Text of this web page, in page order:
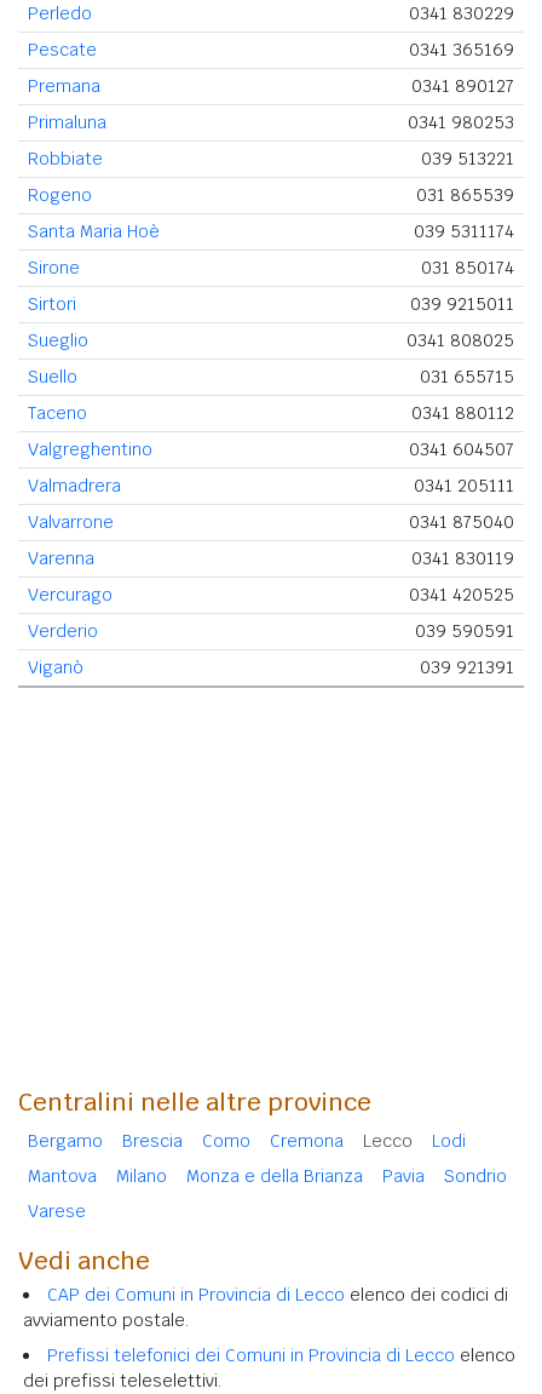
Perledo
0341 830229
Pescate
0341 365169
Premana
0341 890127
Primaluna
0341 980253
Robbiate
039 513221
Rogeno
031 865539
Santa Maria Hoè
039 5311174
Sirone
031 850174
Sirtori
039 9215011
Sueglio
0341 808025
Suello
031 655715
Taceno
0341 880112
Valgreghentino
0341 604507
Valmadrera
0341 205111
Valvarrone
0341 875040
Varenna
0341 830119
Vercurago
0341 420525
Verderio
039 590591
Viganò
039 921391
Centralini nelle altre province
Bergamo Brescia Como Cremona Lecco
Lodi
Mantova
Milano Monza e della Brianza Pavia
Sondrio
Varese
Vedi anche
CAP dei Comuni in Provincia di Lecco elenco dei codici di
avviamento postale.
Prefissi telefonici dei Comuni in Provincia di Lecco elenco
dei prefissi teleselettivi.